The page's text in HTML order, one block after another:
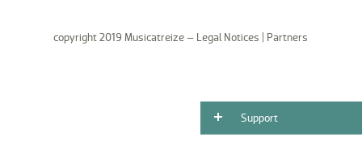
Support
copyright 2019 Musicatreize – Legal Notices Partners